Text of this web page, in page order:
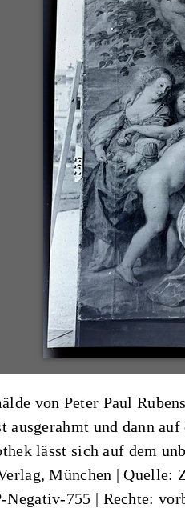
von Peter Paul
ausgerahmt und dann
lässt sich auf dem
München |Quelle:
Negativ-755 | Rechte: